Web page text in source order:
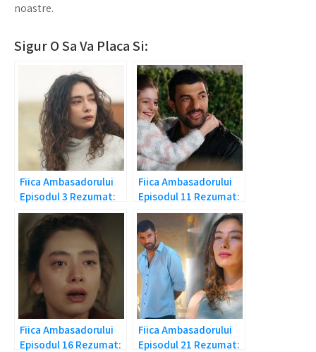
noastre.
Sigur O Sa Va Placa Si:
Fiica Ambasadorului
Episodul 3 Rezumat:
In cautarea lui Melek!
Fiica Ambasadorului
Episodul 11 Rezumat:
Intrebarea ironica!
Fiica Ambasadorului
Episodul 16 Rezumat:
Fiica Ambasadorului
Episodul 21 Rezumat: